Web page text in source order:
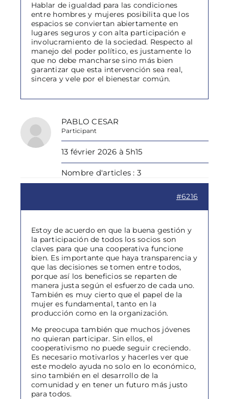
Hablar de igualdad para las condiciones
entre hombres y mujeres posibilita que los
espacios se conviertan abiertamente en
lugares seguros y con alta participación e
involucramiento de la sociedad. Respecto al
manejo del poder político, es justamente lo
que no debe mancharse sino más bien
garantizar que esta intervención sea real,
sincera y vele por el bienestar común.
PABLO CESAR
Participant
13 février 2026 à 5h15
Nombre d'articles : 3
#6216
Estoy de acuerdo en que la buena gestión y
la participación de todos los socios son
claves para que una cooperativa funcione
bien. Es importante que haya transparencia y
que las decisiones se tomen entre todos,
porque así los beneficios se reparten de
manera justa según el esfuerzo de cada uno.
También es muy cierto que el papel de la
mujer es fundamental, tanto en la
producción como en la organización.
Me preocupa también que muchos jóvenes
no quieran participar. Sin ellos, el
cooperativismo no puede seguir creciendo.
Es necesario motivarlos y hacerles ver que
este modelo ayuda no solo en lo económico,
sino también en el desarrollo de la
comunidad y en tener un futuro más justo
para todos.